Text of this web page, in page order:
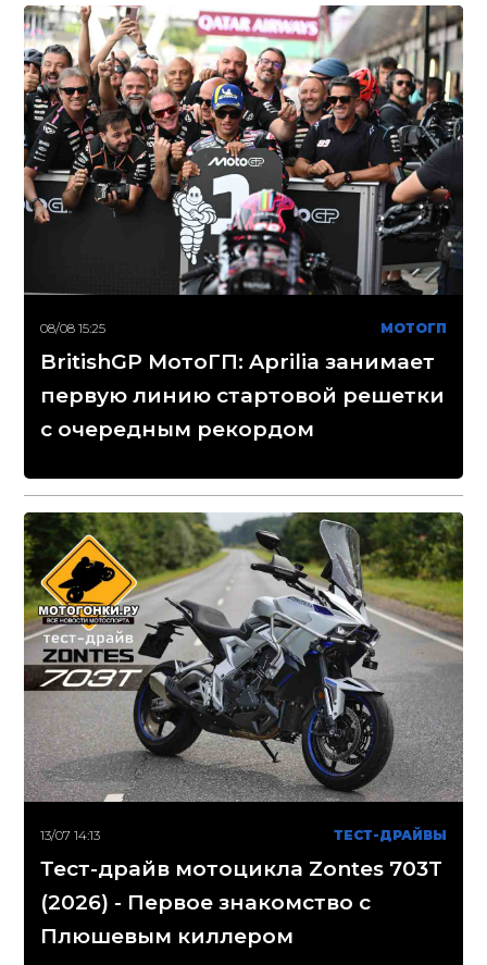
08/08 15:25 МОТОГП
BritishGP МотоГП: Aprilia занимает
первую линию стартовой решетки
с очередным рекордом
13/07 14:13 ТЕСТ-ДРАЙВЫ
Тест-драйв мотоцикла Zontes 703T
(2026) - Первое знакомство с
Плюшевым киллером